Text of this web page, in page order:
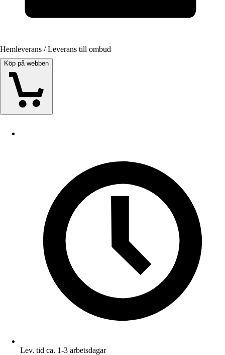
Hemleverans / Leverans till ombud
Köp på webben
Lev. tid ca. 1-3 arbetsdagar